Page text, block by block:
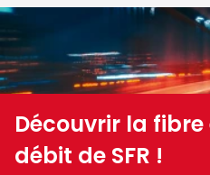
Découvrir la
débit de SFR !